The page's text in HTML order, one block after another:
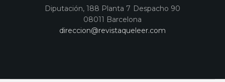
Diputación, 188 Planta 7 Despacho 90
08011 Barcelona
direccion@revistaqueleer.com